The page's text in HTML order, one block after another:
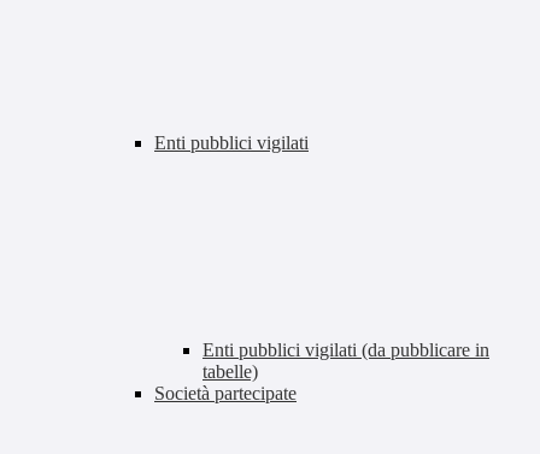
Enti pubblici vigilati
Enti pubblici vigilati (da pubblicare in
tabelle)
Società partecipate